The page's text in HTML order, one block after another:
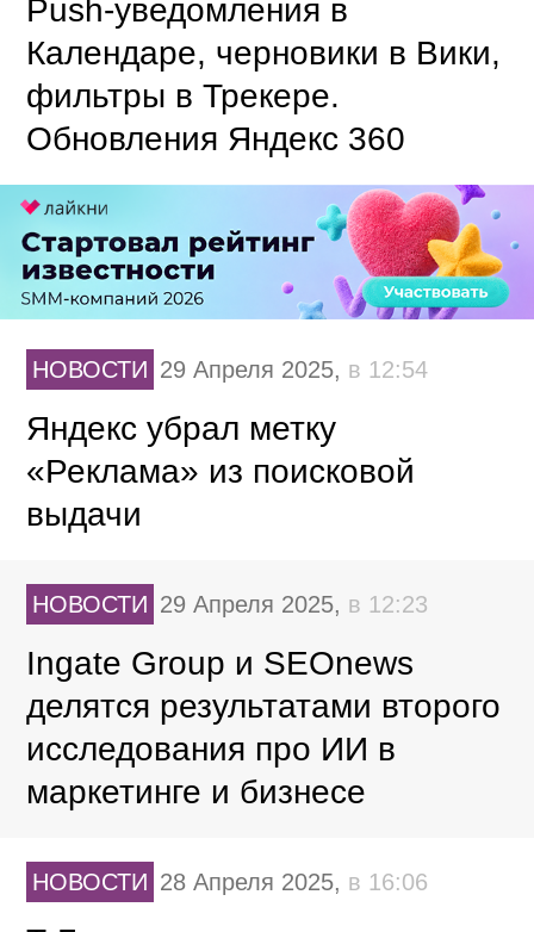
Push-уведомления в
Календаре, черновики в Вики,
фильтры в Трекере.
Обновления Яндекс 360
НОВОСТИ 29 Апреля 2025, в 12:54
Яндекс убрал метку
«Реклама» из поисковой
выдачи
НОВОСТИ 29 Апреля 2025, в 12:23
Ingate Group и SEOnews
делятся результатами второго
исследования про ИИ в
маркетинге и бизнесе
НОВОСТИ 28 Апреля 2025, в 16:06